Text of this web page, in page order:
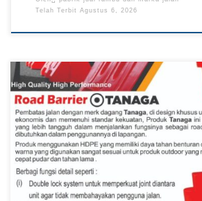
Telah Terbit Agustus 6, 2026
Pabrik Road Barrier Jalan Papua, Jual
Sulawesi, Harga Road Barrier Jalan
E Katalog Road barrier jalan merupakan
keselamatan lalu lintas yang digunakan
kendaraan sekaligus membatasi area
pembangunan maupun pemeliharaan
jalan memproduksi berbagai jenis […]